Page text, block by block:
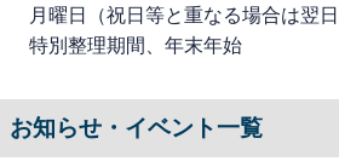
月曜日（祝日等と重なる場合は翌
特別整理期間、年末年始
お知らせ・イベント一覧